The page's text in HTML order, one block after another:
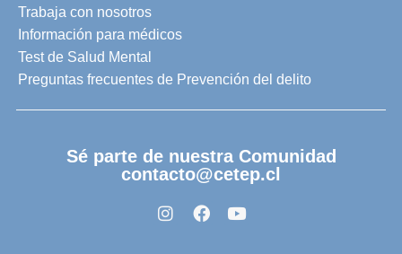
Trabaja con nosotros
Información para médicos
Test de Salud Mental
Preguntas frecuentes de Prevención del delito
Sé parte de nuestra Comunidad
contacto@cetep.cl